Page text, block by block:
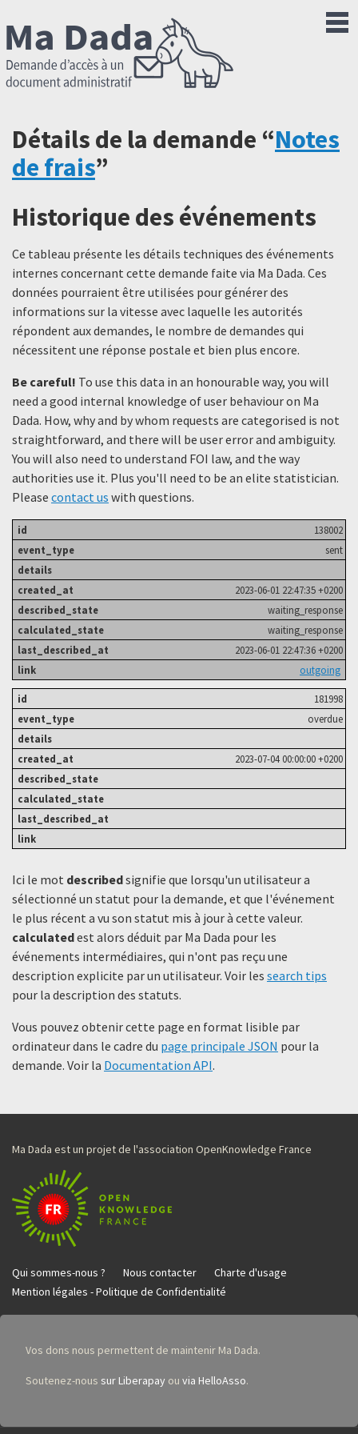
Détails de la demande “Notes
de frais”
Historique des événements
Ce tableau présente les détails techniques des événements
internes concernant cette demande faite via Ma Dada. Ces
données pourraient être utilisées pour générer des
informations sur la vitesse avec laquelle les autorités
répondent aux demandes, le nombre de demandes qui
nécessitent une réponse postale et bien plus encore.
Be careful! To use this data in an honourable way, you will
need a good internal knowledge of user behaviour on Ma
Dada. How, why and by whom requests are categorised is not
straightforward, and there will be user error and ambiguity.
You will also need to understand FOI law, and the way
authorities use it. Plus you'll need to be an elite statistician.
Please contact us with questions.
138002
sent
2023-06-01 22:47:35 +0200
waiting_response
waiting_response
2023-06-01 22:47:36 +0200
outgoing
181998
overdue
2023-07-04 00:00:00 +0200
Ici le mot describedsignifie que lorsqu'un utilisateur a
sélectionné un statut ​​pour la demande, et que l'événement
le plus récent a vu son statut mis à jour à cette valeur.
calculatedest alors déduit par Ma Dada pour les
événements intermédiaires, qui n'ont pas reçu une
description explicite par un utilisateur. Voir les search tips
pour la description des statuts.
Vous pouvez obtenir cette page en format lisible par
ordinateur dans le cadre du page principale JSON pour la
demande. Voir la Documentation API.
Ma Dada est un projet de l'association OpenKnowledge France
Qui sommes-nous ? Nous contacter
Charte d'usage
Mention légales - Politique de Confidentialité
Vos dons nous permettent de maintenir Ma Dada.
Soutenez-nous sur Liberapay ou via HelloAsso.